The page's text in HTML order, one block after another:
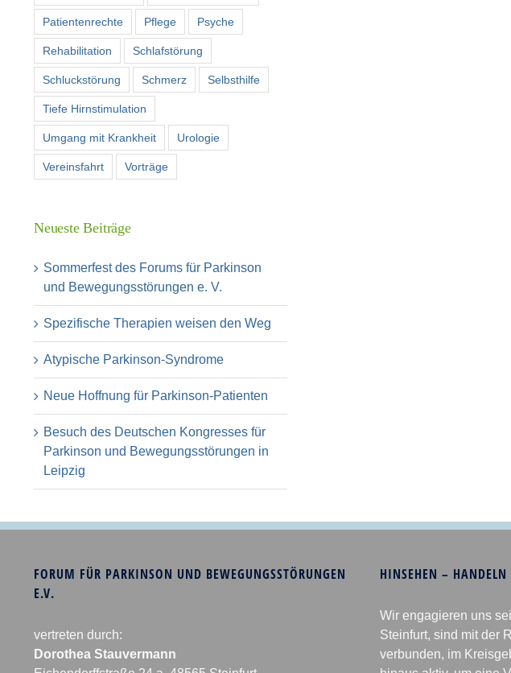
Patientenrechte Pflege Psyche
Rehabilitation Schlafstörung
Schluckstörung Schmerz Selbsthilfe
Tiefe Hirnstimulation
Umgang mit Krankheit Urologie
Vereinsfahrt Vorträge
Neueste Beiträge
Sommerfest des Forums für Parkinson
und Bewegungsstörungen e. V.
Spezifische Therapien weisen den Weg
Atypische Parkinson-Syndrome
Neue Hoffnung für Parkinson-Patienten
Besuch des Deutschen Kongresses für
Parkinson und Bewegungsstörungen in
Leipzig
FORUM FÜR PARKINSON UND BEWEGUNGSSTÖRUNGEN
E.V.
vertreten durch:
Dorothea Stauvermann
HINSEHEN – HANDELN
Wir engagieren uns
Steinfurt, sind mit der
verbunden, im